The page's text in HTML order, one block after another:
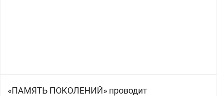
«ПАМЯТЬ ПОКОЛЕНИЙ» проводит